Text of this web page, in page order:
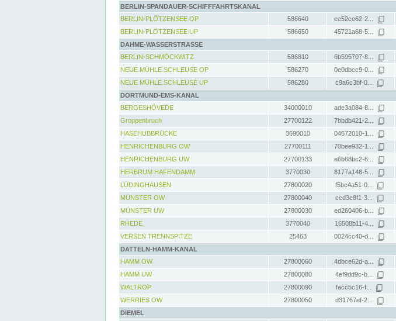
BERLIN-SPANDAUER-SCHIFFFAHRTSKANAL
BERLIN-PLÖTZENSEE OP
586640 ee52ce62-2...
BERLIN-PLÖTZENSEE UP
586650 45721a68-5...
DAHME-WASSERSTRASSE
BERLIN-SCHMÖCKWITZ
586810 6b595707-8...
NEUE MÜHLE SCHLEUSE OP
586270 0e0dbcc9-0...
NEUE MÜHLE SCHLEUSE UP
586280 c9a6c3bf-0...
DORTMUND-EMS-KANAL
BERGESHÖVEDE
34000010 ade3a084-8...
Groppenbruch
27700122 7bbdb421-2...
HASEHUBBRÜCKE
3690010 04572010-1...
HENRICHENBURG OW
27700111 70bee932-1...
HENRICHENBURG UW
27700133 e6b68bc2-6...
HERBRUM HAFENDAMM
3770030 8177a148-5...
LÜDINGHAUSEN
27800020 f5bc4a51-0...
MÜNSTER OW
27800040 ccd3e8f1-3...
MÜNSTER UW
27800030 ed260406-b...
RHEDE
3770040 16508b11-4...
VERSEN TRENNSPITZE
25463 0024cc40-d...
DATTELN-HAMM-KANAL
HAMM OW
27800060 4dbce62d-a...
HAMM UW
27800080 4ef9dd9c-b...
WALTROP
27800090 facc5c16-f...
WERRIES OW
27800050 d31767ef-2...
DIEMEL